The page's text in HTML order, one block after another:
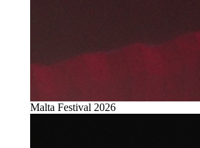
Malta Festival 2026